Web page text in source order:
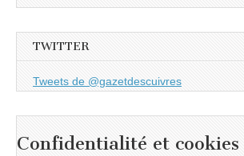
TWITTER
Tweets de @gazetdescuivres
Confidentialité et cookies